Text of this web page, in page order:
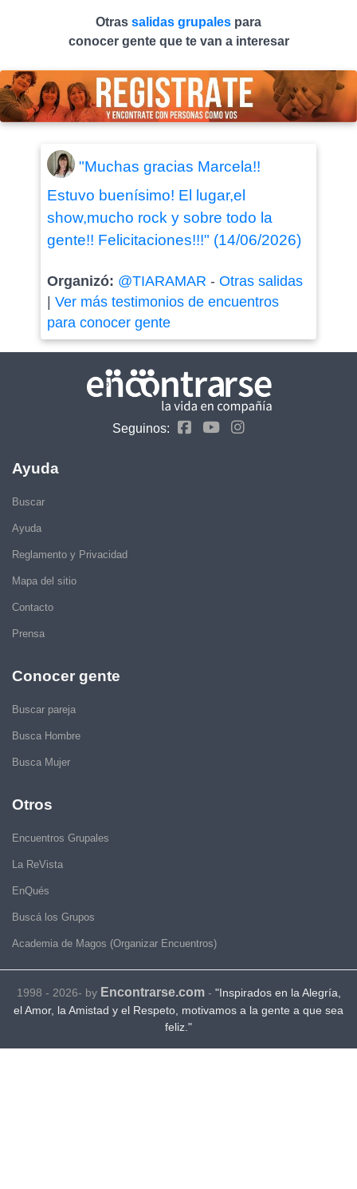
Otras salidas grupales para
conocer gente que te van a interesar
"Muchas gracias Marcela!!
Estuvo buenísimo! El lugar,el
show,mucho rock y sobre todo la
gente!! Felicitaciones!!!" (14/06/2026)
Organizó: @TIARAMAR - Otras salidas
Ver más testimonios de encuentros
para conocer gente
Seguinos:
Ayuda
Buscar
Ayuda
Reglamento y Privacidad
Mapa del sitio
Contacto
Prensa
Conocer gente
Buscar pareja
Busca Hombre
Busca Mujer
Otros
Encuentros Grupales
La ReVista
EnQués
Buscá los Grupos
Academia de Magos (Organizar Encuentros)
1998 - 2026- by Encontrarse.com- "Inspirados en la Alegría,
el Amor, la Amistad y el Respeto, motivamos a la gente a que sea
feliz."